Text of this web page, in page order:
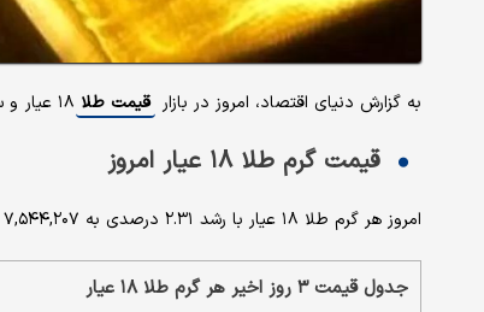
به گزارش دنیای اقتصاد، امروز در بازار قیمت طلا
قیمت گرم طلا ۱۸ عیار امروز
امروز هر گرم طلا ۱۸ عیار با رشد ۲.۳۱ درصدی به ۷,۵۴۴,۲۰۷ (هفت میلیون و پانصد و چهل و چهار هزار و دویست و هفت ) تومان رسید.
جدول قیمت ۳ روز اخیر هر گرم طلا ۱۸ عیار